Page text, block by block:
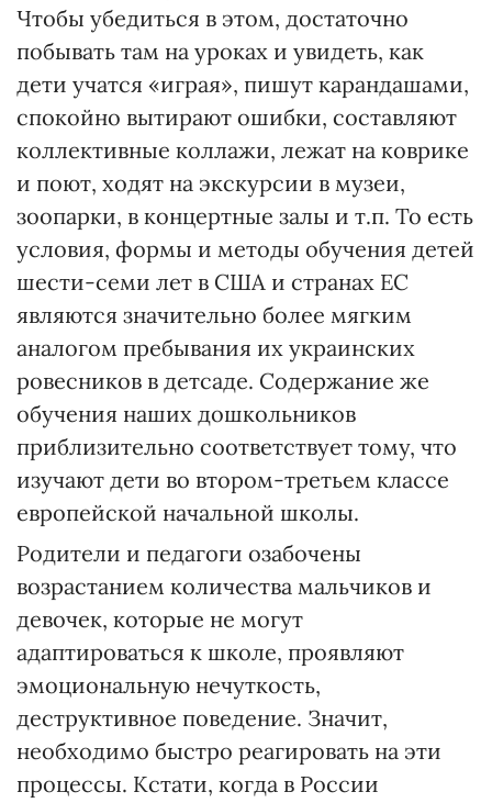
Чтобы убедиться в этом, достаточно
побывать там на уроках и увидеть, как
дети учатся «играя», пишут карандашами,
спокойно вытирают ошибки, составляют
коллективные коллажи, лежат на коврике
и поют, ходят на экскурсии в музеи,
зоопарки, в концертные залы и т.п. То есть
условия, формы и методы обучения детей
шести-семи лет в США и странах ЕС
являются значительно более мягким
аналогом пребывания их украинских
ровесников в детсаде. Содержание же
обучения наших дошкольников
приблизительно соответствует тому, что
изучают дети во втором-третьем классе
европейской начальной школы.
Родители и педагоги озабочены
возрастанием количества мальчиков и
девочек, которые не могут
адаптироваться к школе, проявляют
эмоциональную нечуткость,
деструктивное поведение. Значит,
необходимо быстро реагировать на эти
процессы. Кстати, когда в России